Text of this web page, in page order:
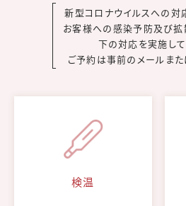
新型コロナウイルスへの対
お客様への感染予防及び
下の対応を実施して
ご予約は事前のメールまた
検温